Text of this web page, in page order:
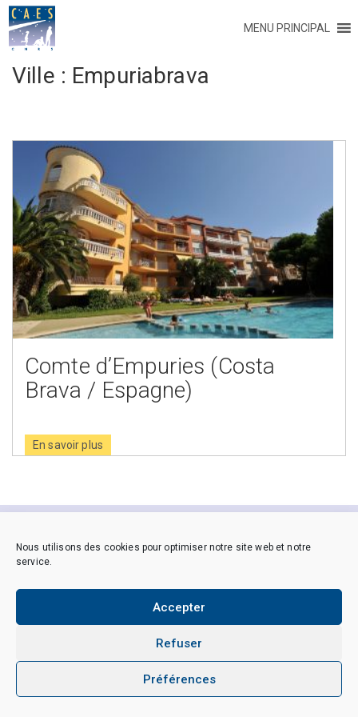
Nous utilisons des cookies pour optimiser notre site web et notre
service.
Accepter
Refuser
Préférences
MENU PRINCIPAL
Ville : Empuriabrava
Comte d’Empuries (Costa
Brava / Espagne)
En savoir plus
Politique de cookies (EU)
Politique de confidentialité
Mentions Légales et Politique des données personnelles